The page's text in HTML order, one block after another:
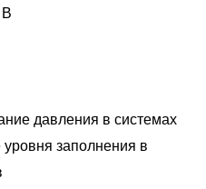
В
давления в системах
заполнения в